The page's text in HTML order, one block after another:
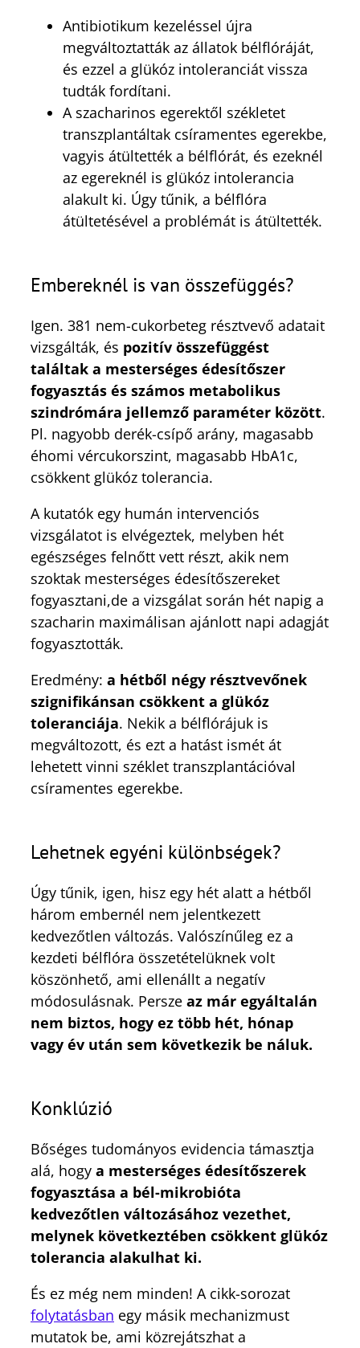
Antibiotikum kezeléssel újra
megváltoztatták az állatok bélflóráját,
és ezzel a glükóz intoleranciát vissza
tudták fordítani.
A szacharinos egerektől székletet
transzplantáltak csíramentes egerekbe,
vagyis átültették a bélflórát, és ezeknél
az egereknél is glükóz intolerancia
alakult ki. Úgy tűnik, a bélflóra
átültetésével a problémát is átültették.
Embereknél is van összefüggés?
Igen. 381 nem-cukorbeteg résztvevő adatait
vizsgálták, és pozitív összefüggést
találtak a mesterséges édesítőszer
fogyasztás és számos metabolikus
szindrómára jellemző paraméter között.
Pl. nagyobb derék-csípő arány, magasabb
éhomi vércukorszint, magasabb HbA1c,
csökkent glükóz tolerancia.
A kutatók egy humán intervenciós
vizsgálatot is elvégeztek, melyben hét
egészséges felnőtt vett részt, akik nem
szoktak mesterséges édesítőszereket
fogyasztani,de a vizsgálat során hét napig a
szacharin maximálisan ajánlott napi adagját
fogyasztották.
Eredmény: a hétből négy résztvevőnek
szignifikánsan csökkent a glükóz
toleranciája. Nekik a bélflórájuk is
megváltozott, és ezt a hatást ismét át
lehetett vinni széklet transzplantációval
csíramentes egerekbe.
Lehetnek egyéni különbségek?
Úgy tűnik, igen, hisz egy hét alatt a hétből
három embernél nem jelentkezett
kedvezőtlen változás. Valószínűleg ez a
kezdeti bélflóra összetételüknek volt
köszönhető, ami ellenállt a negatív
módosulásnak. Persze az már egyáltalán
nem biztos, hogy ez több hét, hónap
vagy év után sem következik be náluk.
Konklúzió
Bőséges tudományos evidencia támasztja
alá, hogy a mesterséges édesítőszerek
fogyasztása a bél-mikrobióta
kedvezőtlen változásához vezethet,
melynek következtében csökkent glükóz
tolerancia alakulhat ki.
És ez még nem minden! A cikk-sorozat
folytatásban egy másik mechanizmust
mutatok be, ami közrejátszhat a